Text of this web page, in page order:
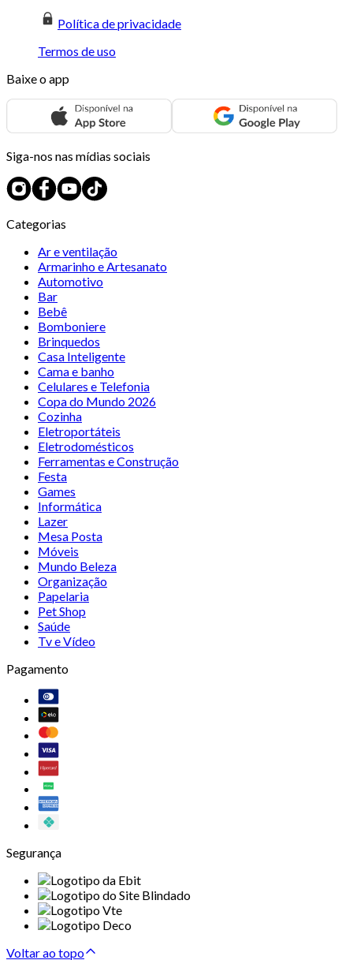
Política de privacidade
Termos de uso
Baixe o app
Siga-nos nas mídias sociais
Categorias
Ar e ventilação
Armarinho e Artesanato
Automotivo
Bar
Bebê
Bomboniere
Brinquedos
Casa Inteligente
Cama e banho
Celulares e Telefonia
Copa do Mundo 2026
Cozinha
Eletroportáteis
Eletrodomésticos
Ferramentas e Construção
Festa
Games
Informática
Lazer
Mesa Posta
Móveis
Mundo Beleza
Organização
Papelaria
Pet Shop
Saúde
Tv e Vídeo
Pagamento
Segurança
Voltar ao topo